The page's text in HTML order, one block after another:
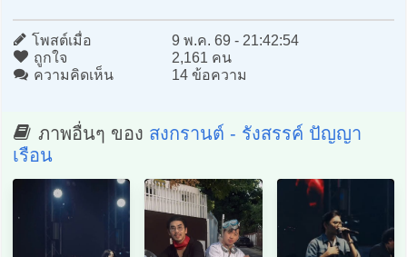
โพสต์เมื่อ
9 พ.ค. 69 - 21:42:54
ถูกใจ
2,161 คน
ความคิดเห็น
14 ข้อความ
ภาพอื่นๆ ของ สงกรานต์ - รังสรรค์ ปัญญา
เรือน